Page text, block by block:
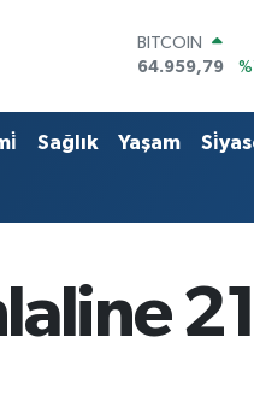
BITCOIN
64.959,79
47,7436
EURO
BİST100
13.779
%-14
Sağlık Yaşam